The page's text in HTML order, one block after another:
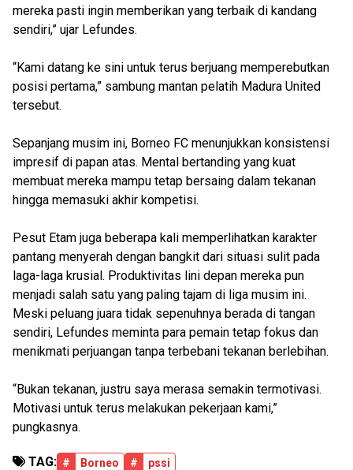
mereka pasti ingin memberikan yang terbaik di kandang
sendiri,” ujar Lefundes.
“Kami datang ke sini untuk terus berjuang memperebutkan
posisi pertama,” sambung mantan pelatih Madura United
tersebut.
Sepanjang musim ini, Borneo FC menunjukkan konsistensi
impresif di papan atas. Mental bertanding yang kuat
membuat mereka mampu tetap bersaing dalam tekanan
hingga memasuki akhir kompetisi.
Pesut Etam juga beberapa kali memperlihatkan karakter
pantang menyerah dengan bangkit dari situasi sulit pada
laga-laga krusial. Produktivitas lini depan mereka pun
menjadi salah satu yang paling tajam di liga musim ini.
Meski peluang juara tidak sepenuhnya berada di tangan
sendiri, Lefundes meminta para pemain tetap fokus dan
menikmati perjuangan tanpa terbebani tekanan berlebihan.
“Bukan tekanan, justru saya merasa semakin termotivasi.
Motivasi untuk terus melakukan pekerjaan kami,”
pungkasnya.
TAG: # Borneo # pssi